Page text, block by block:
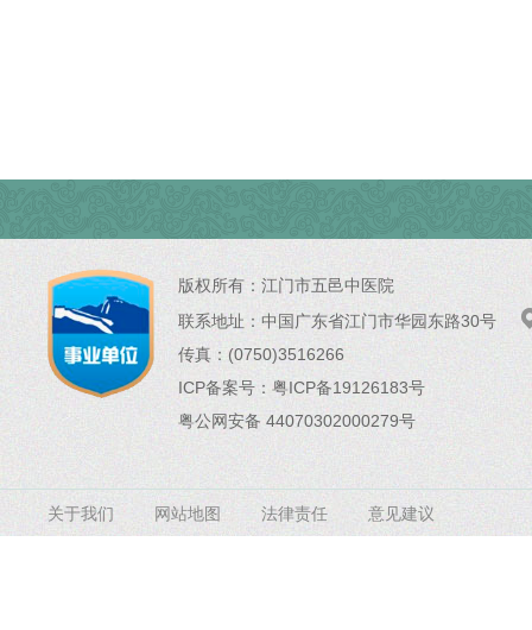
版权所有： 江门市五邑中医院
联系地址：中国广东省江门市华园东路30号
传真：(0750)3516266
ICP备案号： 粤ICP备19126183号
粤公网安备 44070302000279号
关于我们 网站地图 法律责任 意见建议